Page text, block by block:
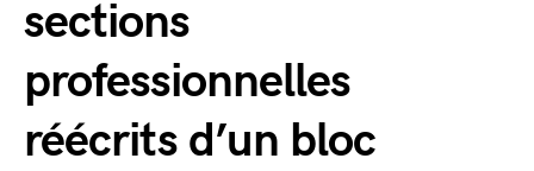
sections
professionnelles
réécrits d’un bloc